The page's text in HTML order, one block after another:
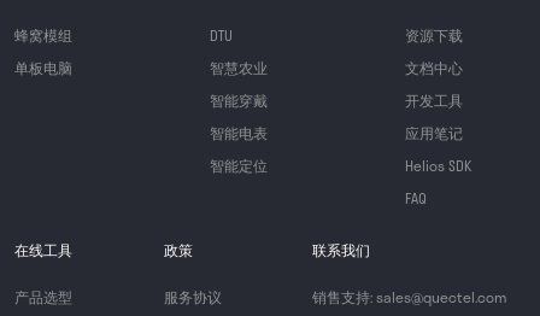
蜂窝模组
单板电脑
DTU
智慧农业
智能穿戴
智能电表
智能定位
资源下载
文档中心
开发工具
应用笔记
Helios SDK
FAQ
在线工具
产品选型
政策
服务协议
联系我们
销售支持: sales@quectel.com